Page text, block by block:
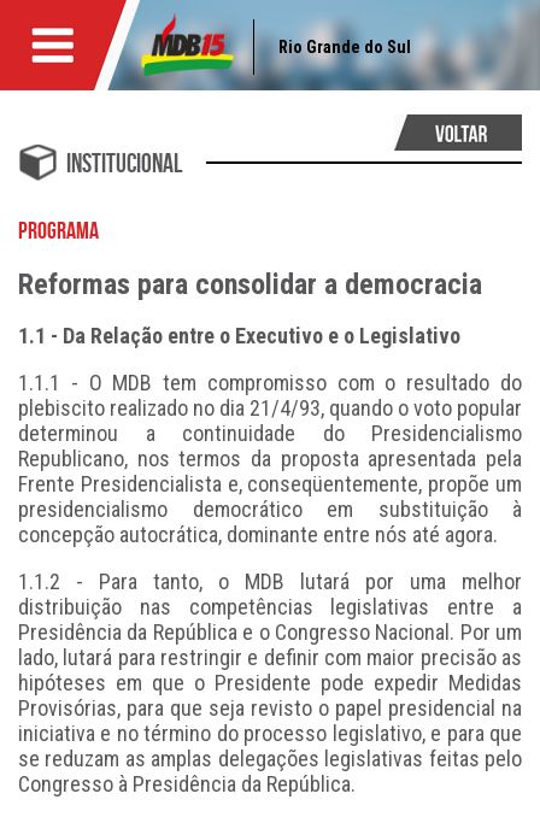
Rio Grande do Sul
Institucional
PROGRAMA
Reformas para consolidar a democracia
1.1 - Da Relação entre o Executivo e o Legislativo
1.1.1 - O MDB tem compromisso com o resultado do
plebiscito realizado no dia 21/4/93, quando o voto popular
determinou a continuidade do Presidencialismo
Republicano, nos termos da proposta apresentada pela
Frente Presidencialista e, conseqüentemente, propõe um
presidencialismo democrático em substituição à
concepção autocrática, dominante entre nós até agora.
1.1.2 - Para tanto, o MDB lutará por uma melhor
distribuição nas competências legislativas entre a
Presidência da República e o Congresso Nacional. Por um
lado, lutará para restringir e definir com maior precisão as
hipóteses em que o Presidente pode expedir Medidas
Provisórias, para que seja revisto o papel presidencial na
iniciativa e no término do processo legislativo, e para que
se reduzam as amplas delegações legislativas feitas pelo
Congresso à Presidência da República.